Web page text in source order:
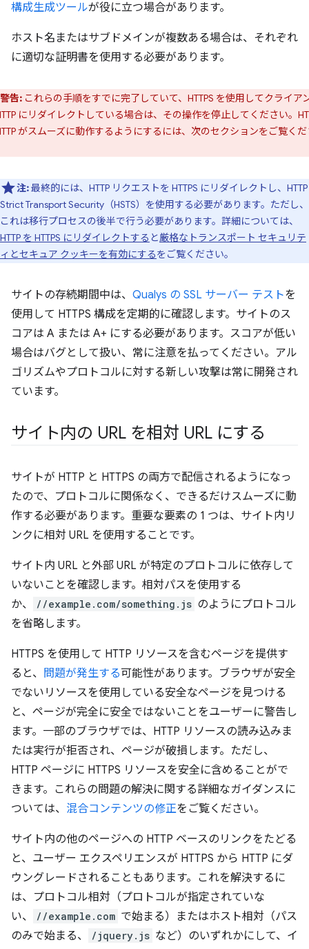
構成生成ツールが役に立つ場合があります。
ホスト名またはサブドメインが複数ある場合は、それぞれ
に適切な証明書を使用する必要があります。
警告: これらの手順をすでに完了していて、HTTPS を使用してクライア
にリダイレクトしている場合は、その操作を停止してください。
がスムーズに動作するようにするには、次のセクションをご覧く
注:最終的には、HTTP リクエストを HTTPS にリダイレクトし、HTTP
Strict Transport Security（HSTS）を使用する必要があります。ただし、
これは移行プロセスの後半で行う必要があります。詳細については、
HTTP を HTTPS にリダイレクトする と厳格なトランスポート セキュリテ
ィとセキュア クッキーを有効にするをご覧ください。
サイトの存続期間中は、 Qualys の SSL サーバー テストを
使用して HTTPS 構成を定期的に確認します。サイトのス
コアは A または A+ にする必要があります。スコアが低い
場合はバグとして扱い、常に注意を払ってください。アル
ゴリズムやプロトコルに対する新しい攻撃は常に開発され
ています。
サイト内の URL を相対 URL にする
サイトが HTTP と HTTPS の両方で配信されるようになっ
たので、プロトコルに関係なく、できるだけスムーズに動
作する必要があります。重要な要素の 1 つは、サイト内リ
ンクに相対 URL を使用することです。
サイト内 URL と外部 URL が特定のプロトコルに依存して
いないことを確認します。相対パスを使用する
か、
//example.com/something.js のようにプロトコル
を省略します。
HTTPS を使用して HTTP リソースを含むページを提供す
ると、 問題が発生する可能性があります。ブラウザが安全
でないリソースを使用している安全なページを見つける
と、ページが完全に安全ではないことをユーザーに警告し
ます。一部のブラウザでは、HTTP リソースの読み込みま
たは実行が拒否され、ページが破損します。ただし、
HTTP ページに HTTPS リソースを安全に含めることがで
きます。これらの問題の解決に関する詳細なガイダンスに
ついては、 混合コンテンツの修正をご覧ください。
サイト内の他のページへの HTTP ベースのリンクをたどる
と、ユーザー エクスペリエンスが HTTPS から HTTP にダ
ウングレードされることもあります。これを解決するに
は、プロトコル相対（プロトコルが指定されていな
い、
//example.com で始まる）またはホスト相対（パス
のみで始まる、
/jquery.js など）のいずれかにして、イ